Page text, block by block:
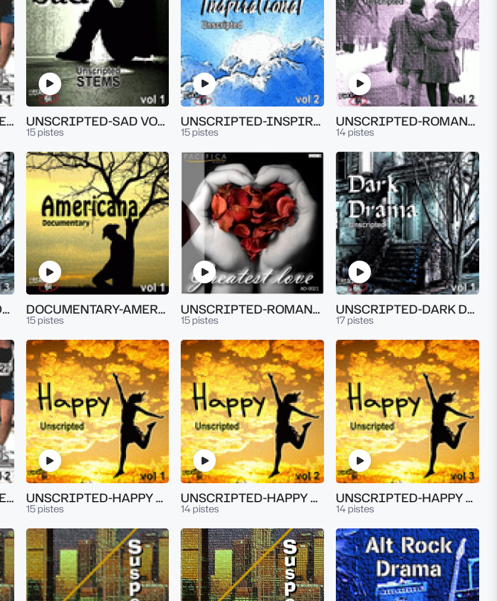
UNSCRIPTED-ENERGETIC VOL.1 UNSCRIPTED-SAD VOL.1
15 pistes
UNSCRIPTED-INSPIRATIONAL VOL.2
15 pistes
UNSCRIPTED-ROMANTIC VOL.2
14 pistes
UNSCRIPTED-DARK DRAMA VOL.3.5 DOCUMENTARY-AMERICANA VOL 1
15 pistes
UNSCRIPTED-ROMANTIC VOL.1
15 pistes
UNSCRIPTED-DARK DRAMA VOL.1
17 pistes
UNSCRIPTED-ENERGETIC VOL.2 UNSCRIPTED-HAPPY VOL.1
15 pistes
UNSCRIPTED-HAPPY VOL.2
14 pistes
UNSCRIPTED-HAPPY VOL.3
14 pistes